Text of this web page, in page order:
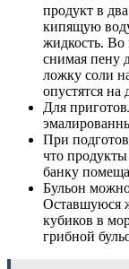
продукт в
кипящую
жидкость. Во
снимая пену
ложку соли
опустятся на
Для
При
что
банку
Бульон
Оставшуюся
кубиков в
грибной